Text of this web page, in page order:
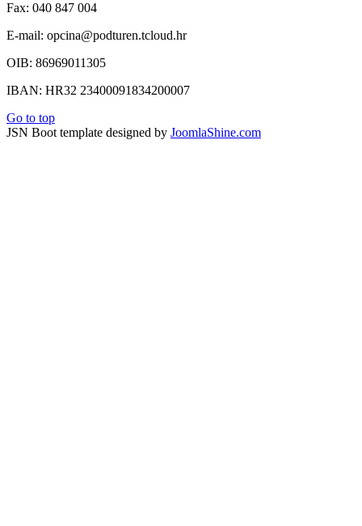
Fax: 040 847 004
E-mail: opcina@podturen.tcloud.hr
OIB: 86969011305
IBAN: HR32 23400091834200007
Go to top
JSN Boot template designed by JoomlaShine.com